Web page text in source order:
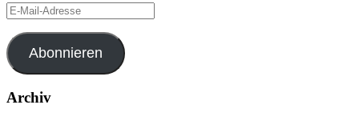
E-
Mail-
Adresse
Abonnieren
Archiv